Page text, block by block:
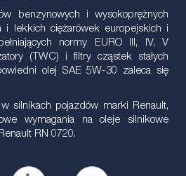
benzynowych i wysokoprężnych
i lekkich ciężarówek europejskich i
normy EURO III, IV, V
(TWC) i filtry cząstek stałych
olej SAE 5W-30 zaleca się
silnikach pojazdów marki Renault,
wymagania na oleje silnikowe
RN 0720.